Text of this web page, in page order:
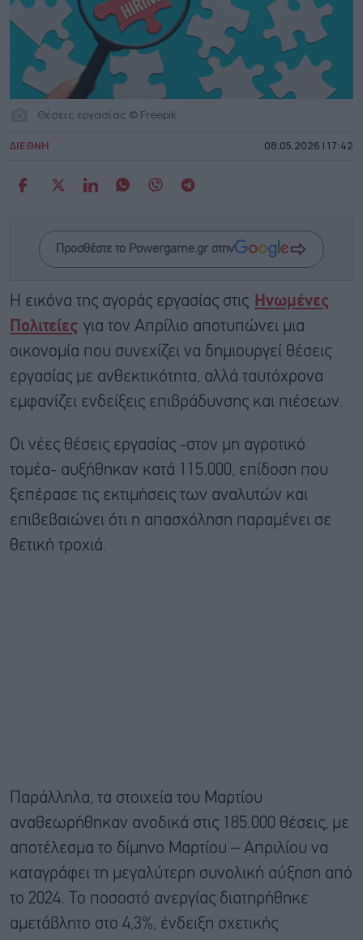
Θέσεις εργασίας © Freepik
ΔΙΕΘΝΗ 08.05.2026 | 17:42
Προσθέστε το Powergame.gr στην
Η εικόνα της αγοράς εργασίας στις Ηνωμένες
Πολιτείες για τον Απρίλιο αποτυπώνει μια
οικονομία που συνεχίζει να δημιουργεί θέσεις
εργασίας με ανθεκτικότητα, αλλά ταυτόχρονα
εμφανίζει ενδείξεις επιβράδυνσης και πιέσεων.
Οι νέες θέσεις εργασίας -στον μη αγροτικό
τομέα- αυξήθηκαν κατά 115.000, επίδοση που
ξεπέρασε τις εκτιμήσεις των αναλυτών και
επιβεβαιώνει ότι η απασχόληση παραμένει σε
θετική τροχιά.
Παράλληλα, τα στοιχεία του Μαρτίου
αναθεωρήθηκαν ανοδικά στις 185.000 θέσεις, με
αποτέλεσμα το δίμηνο Μαρτίου – Απριλίου να
καταγράφει τη μεγαλύτερη συνολική αύξηση από
το 2024. Το ποσοστό ανεργίας διατηρήθηκε
αμετάβλητο στο 4,3%, ένδειξη σχετικής